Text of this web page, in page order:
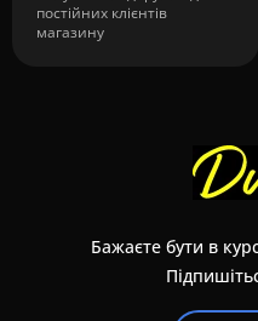
постійних клієнтів
магазину
Бажаєте бути в